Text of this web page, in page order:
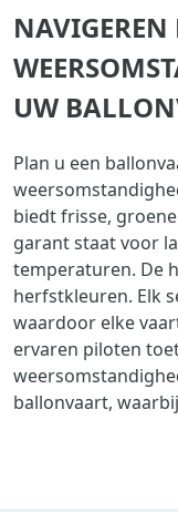
NAVIGEREN
UW
Plan u een
biedt frisse,
garant staat voor
temperaturen. De
herfstkleuren. Elk
waardoor elke
ervaren piloten
ballonvaart,